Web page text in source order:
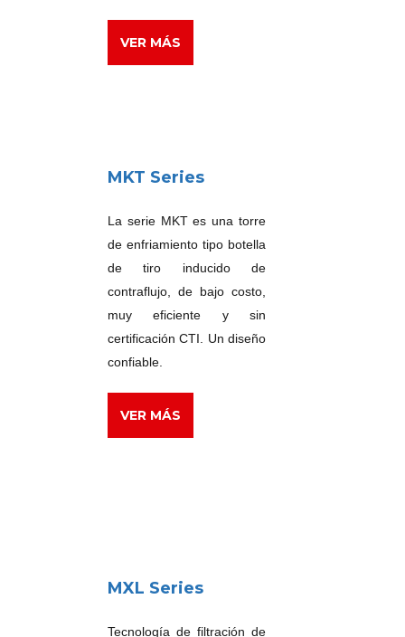
VER MÁS
MKT Series
La serie MKT es una torre
de enfriamiento tipo botella
de tiro inducido de
contraflujo, de bajo costo,
muy eficiente y sin
certificación CTI. Un diseño
confiable.
VER MÁS
MXL Series
Tecnología de filtración de